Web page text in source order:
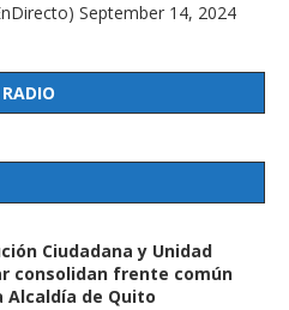
September 14, 2024
Ciudadana y Unidad
consolidan frente común
Alcaldía de Quito